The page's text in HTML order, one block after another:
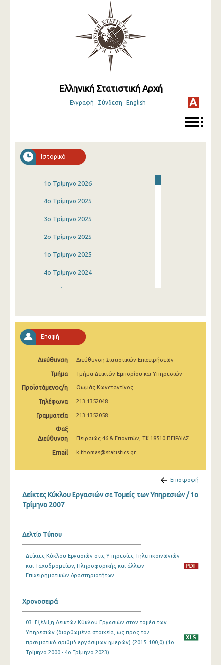
Ελληνική Στατιστική Αρχή
Εγγραφή Σύνδεση English
Ιστορικό
1o Τρίμηνο 2026
4o Τρίμηνο 2025
3o Τρίμηνο 2025
2o Τρίμηνο 2025
1o Τρίμηνο 2025
4o Τρίμηνο 2024
3o Τρίμηνο 2024
4o Τρίμηνο 2023
3o Τρίμηνο 2023
2o Τρίμηνο 2023
1o Τρίμηνο 2023
4o Τρίμηνο 2022
3o Τρίμηνο 2022
2o Τρίμηνο 2022
1o Τρίμηνο 2022
3o Τρίμηνο 2021
4o Τρίμηνο 2020
3o Τρίμηνο 2020
1o Τρίμηνο 2020
4o Τρίμηνο 2019
3o Τρίμηνο 2019
Επαφή
Διεύθυνση Διεύθυνση Στατιστικών Επιχειρήσεων
Τμήμα Τμήμα Δεικτών Εμπορίου και Υπηρεσιών
Προϊστάμενος/η Θωμάς Κωνσταντίνος
Τηλέφωνα 213 1352048
Γραμματεία 213 1352058
Φαξ
Διεύθυνση
Πειραιώς 46 & Επονιτών, ΤΚ 18510 ΠΕΙΡΑΙΑΣ
Email k.thomas@statistics.gr
Επιστροφή
Δείκτες Κύκλου Εργασιών σε Τομείς των Υπηρεσιών / 1o
Τρίμηνο 2007
Δελτίο Τύπου
Δείκτες Κύκλου Εργασιών στις Υπηρεσίες Τηλεπικοινωνιών
και Ταχυδρομείων, Πληροφορικής και άλλων
Επιχειρηματικών Δραστηριοτήτων
Χρονοσειρά
03. Εξέλιξη Δεικτών Κύκλου Εργασιών στον τομέα των
Υπηρεσιών (διορθωμένα στοιχεία, ως προς τον
πραγματικό αριθμό εργάσιμων ημερών) (2015=100,0) (1o
Τρίμηνο 2000 - 4o Τρίμηνο 2023)